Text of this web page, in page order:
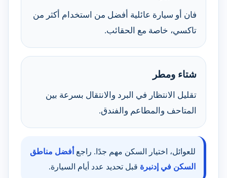
فان أو سيارة عائلية أفضل من استخدام أكثر من
تاكسي، خاصة مع الحقائب.
شتاء ومطر
تقليل الانتظار في البرد والانتقال بسرعة بين
المتاحف والمطاعم والفندق.
للعوائل، اختيار السكن مهم جدًا. راجع أفضل مناطق
السكن في إدنبرة قبل تحديد عدد أيام السيارة.